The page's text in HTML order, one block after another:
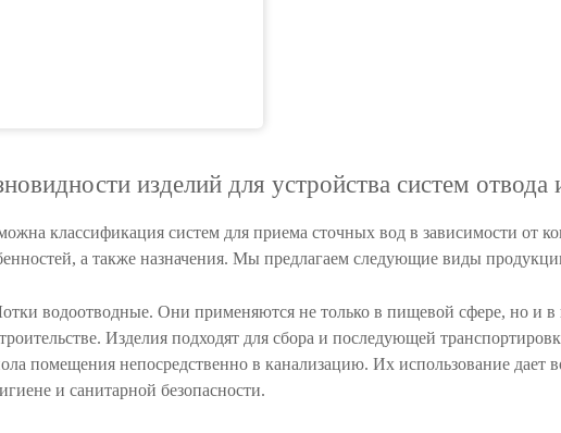
изделий для устройства систем
классификация систем для приема сточных вод в зависимости от
а также назначения. Мы предлагаем следующие виды
водоотводные. Они применяются не только в пищевой сфере, но и
Изделия подходят для сбора и последующей
помещения непосредственно в канализацию. Их использование дает
и санитарной безопасности.